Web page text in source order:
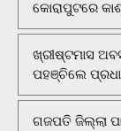
କୋରାପୁଟରେ
ଖ୍ରୀଷ୍ଟମାସ
ପହଞ୍ଚିଲେ
ଗଜପତି ଜିଲ୍ଲା